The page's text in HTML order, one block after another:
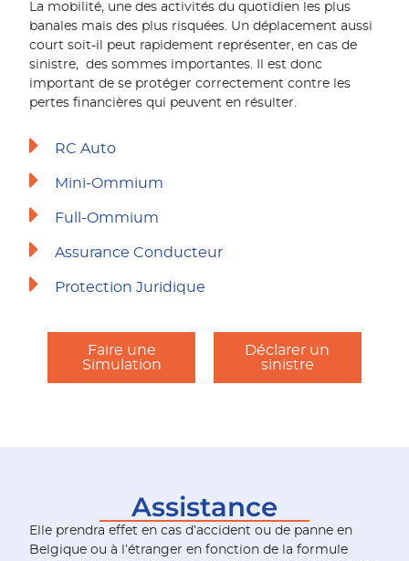
La mobilité, une des activités du quotidien les plus
banales mais des plus risquées. Un déplacement aussi
court soit-il peut rapidement représenter, en cas de
sinistre, des sommes importantes. Il est donc
important de se protéger correctement contre les
pertes financières qui peuvent en résulter.
RC Auto
Mini-Ommium
Full-Ommium
Assurance Conducteur
Protection Juridique
Faire une
Simulation
Déclarer un
sinistre
Assistance
Elle prendra effet en cas d’accident ou de panne en
Belgique ou à l’étranger en fonction de la formule